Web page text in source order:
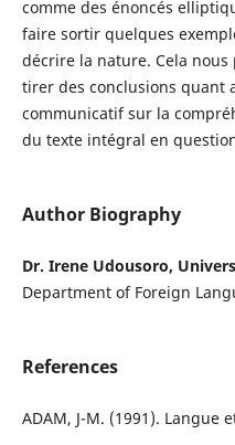
comme des énoncés
faire sortir quelques
décrire la nature. Cela
tirer des conclusions quant
communicatif sur la
du texte intégral en
Author Biography
Dr. Irene Udousoro,
Department of Foreign
References
ADAM, J-M. (1991). Langue